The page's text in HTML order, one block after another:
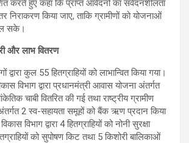
करते हुए कहा कि प्राप्त आवेदनों का संवेदनशीलता
निराकरण किया जाए, ताकि ग्रामीणों को योजनाओं
सके।
और लाभ वितरण
द्वारा कुल 55 हितग्राहियों को लाभान्वित किया गया।
विभाग द्वारा प्रधानमंत्री आवास योजना अंतर्गत
चाबी वितरित की गई तथा राष्ट्रीय ग्रामीण
2 स्व-सहायता समूहों को बैंक ऋण प्रदान किया
विभाग द्वारा 4 हितग्राहियों को नोनी सुरक्षा
को सुपोषण किट तथा 5 किशोरी बालिकाओं